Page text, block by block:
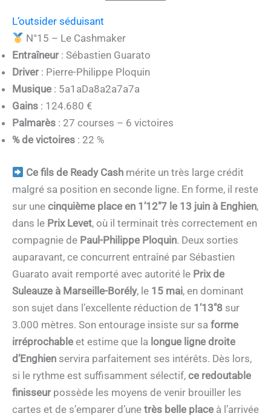
L’outsider séduisant
N°15 – Le Cashmaker
Entraîneur: Sébastien Guarato
Driver: Pierre-Philippe Ploquin
Musique : 5a1aDa8a2a7a7a
Gains : 124.680 €
Palmarès : 27 courses – 6 victoires
% de victoires : 22 %
Ce fils de Ready Cash mérite un très large crédit
malgré sa position en seconde ligne. En forme, il reste
sur une cinquième place en 1’12″7 le 13 juin à Enghien,
dans le Prix Levet, où il terminait très correctement en
compagnie de Paul-Philippe Ploquin. Deux sorties
auparavant, ce concurrent entraîné par Sébastien
Guarato avait remporté avec autorité le Prix de
Suleauze à Marseille-Borély, le 15 mai, en dominant
son sujet dans l’excellente réduction de 1’13″8 sur
3.000 mètres. Son entourage insiste sur sa forme
irréprochable et estime que la longue ligne droite
d’Enghien servira parfaitement ses intérêts. Dès lors,
si le rythme est suffisamment sélectif, ce redoutable
finisseurpossède les moyens de venir brouiller les
cartes et de s’emparer d’une très belle place à l’arrivée